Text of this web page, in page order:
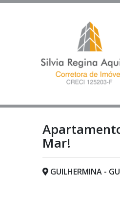
Mar!
GUILHERMINA -